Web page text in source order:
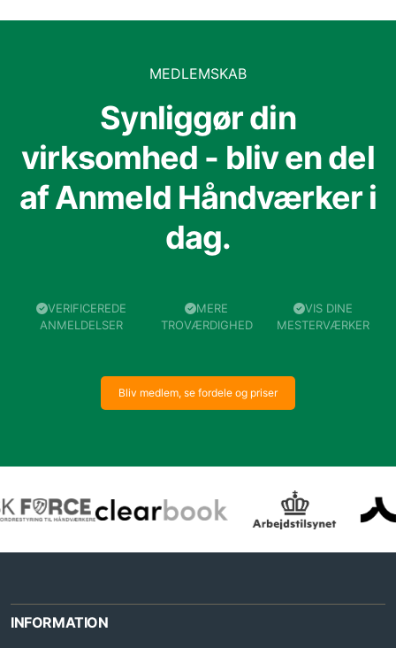
MEDLEMSKAB
Synliggør din
virksomhed - bliv en del
af Anmeld Håndværker i
dag.
VERIFICEREDE
ANMELDELSER
MERE
TROVÆRDIGHED
VIS DINE
MESTERVÆRKER
Bliv medlem, se fordele og priser
INFORMATION